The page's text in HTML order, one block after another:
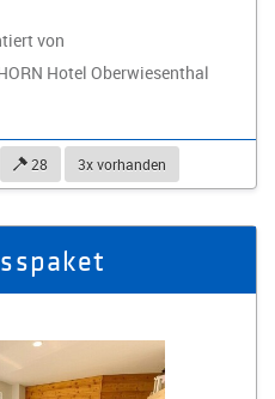
von
Hotel Oberwiesenthal
28 3x vorhanden